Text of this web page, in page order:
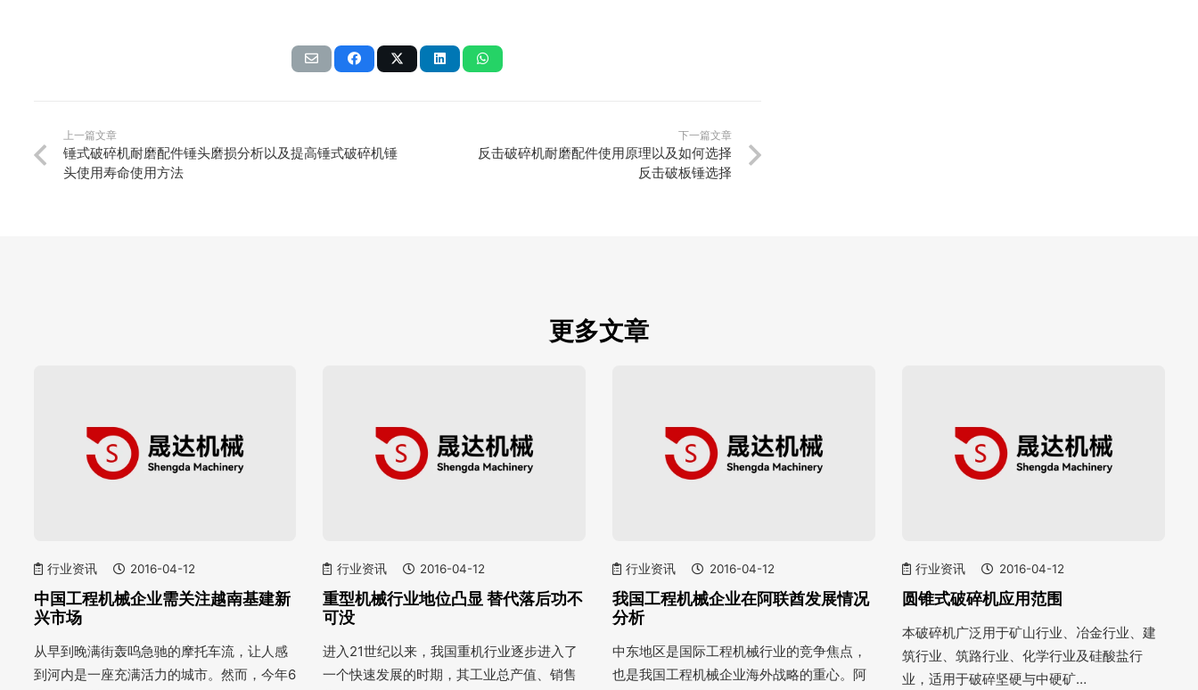
上一篇文章
锤式破碎机耐磨配件锤头磨损分析以及提高锤式破碎机锤
头使用寿命使用方法
下一篇文章
反击破碎机耐磨配件使用原理以及如何选择
反击破板锤选择
更多文章
行业资讯 2016-04-12
中国工程机械企业需关注越南基建新
兴市场
从早到晚满街轰呜急驰的摩托车流，让人感
到河内是一座充满活力的城市。然而，今年6
行业资讯 2016-04-12
重型机械行业地位凸显 替代落后功不
可没
进入21世纪以来，我国重机行业逐步进入了
一个快速发展的时期，其工业总产值、销售
行业资讯 2016-04-12
我国工程机械企业在阿联酋发展情况
分析
中东地区是国际工程机械行业的竞争焦点，
也是我国工程机械企业海外战略的重心。阿
行业资讯 2016-04-12
圆锥式破碎机应用范围
本破碎机广泛用于矿山行业、冶金行业、建
筑行业、筑路行业、化学行业及硅酸盐行
业，适用于破碎坚硬与中硬矿…